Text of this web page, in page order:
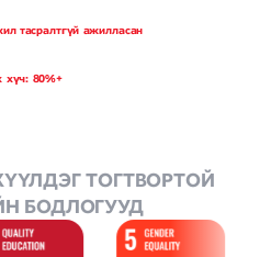
тасралтгүй ажилласан
хүч: 80%+
ТОГТВОРТОЙ
БОДЛОГУУД